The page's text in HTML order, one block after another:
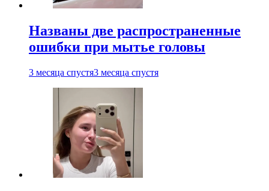
Названы две распространенные
ошибки при мытье головы
3 месяца спустя3 месяца спустя